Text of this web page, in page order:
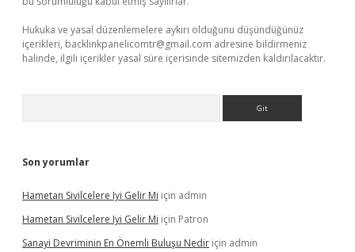
Hukuka ve yasal düzenlemelere aykırı olduğunu düşündüğünüz
içerikleri, backlinkpanelicomtr@gmail.com adresine bildirmeniz
halinde, ilgili içerikler yasal süre içerisinde sitemizden kaldırılacaktır.
Son yorumlar
Hametan Sivilcelere Iyi Gelir Mi için admin
Hametan Sivilcelere Iyi Gelir Mi için Patron
Sanayi Devriminin En Önemli Buluşu Nedir için admin